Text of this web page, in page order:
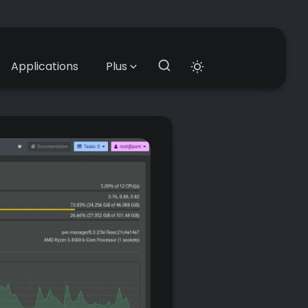
Applications Plus